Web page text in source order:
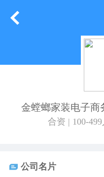
金螳螂家装电子商
合资 | 100-
公司名片